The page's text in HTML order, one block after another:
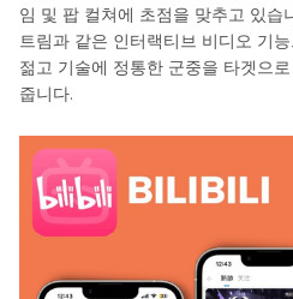
임 및 팝 컬쳐에 초점을 맞추고 있습
트림과 같은 인터랙티브 비디오 기
젊고 기술에 정통한 군중을 타겟으
줍니다.